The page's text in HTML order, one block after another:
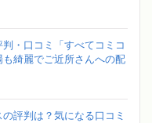
・口コミ「すべてコミコ
も綺麗でご近所さんへの配
評判は？気になる口コミ